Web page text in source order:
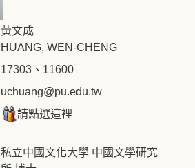
黃文成
HUANG, WEN-CHENG
17303、11600
uchuang@pu.edu.tw
請點選這裡
私立中國文化大學 中國文學研究